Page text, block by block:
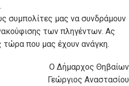
συμπολίτες μας να συνδράμουν
των πληγέντων. Ας
που μας έχουν ανάγκη.
Ο Δήμαρχος Θηβαίων
Γεώργιος Αναστασίου